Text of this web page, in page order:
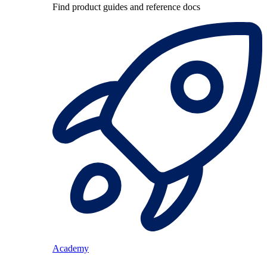
Find product guides and reference docs
Academy